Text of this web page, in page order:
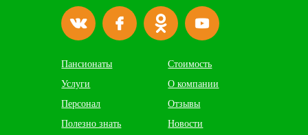
Пансионаты
Стоимость
Услуги
О компании
Персонал
Отзывы
Полезно знать
Новости